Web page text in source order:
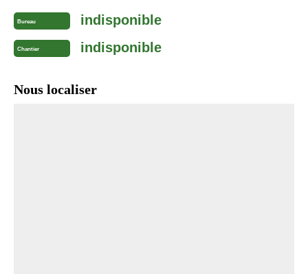
Bureau indisponible
Chantier indisponible
Nous localiser